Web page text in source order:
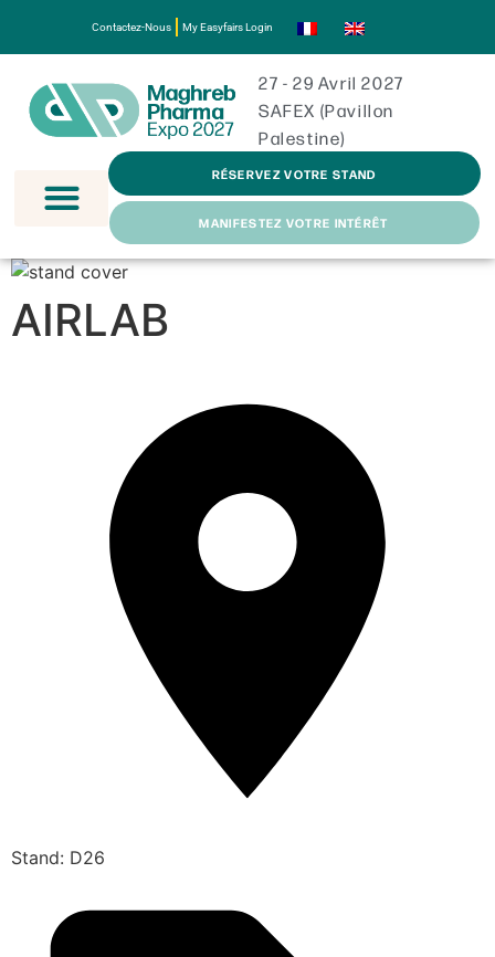
Contactez-Nous My Easyfairs Login
27 - 29 Avril 2027
SAFEX (Pavillon
Palestine)
RÉSERVEZ VOTRE STAND
MANIFESTEZ VOTRE INTÉRÊT
AIRLAB
Stand: D26